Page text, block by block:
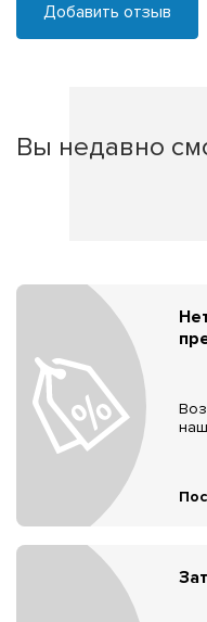
Добавить отзыв
Вы недавно